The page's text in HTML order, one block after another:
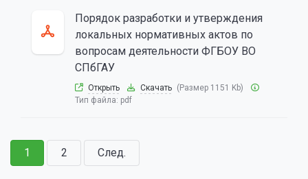
Порядок разработки и утверждения
локальных нормативных актов по
вопросам деятельности ФГБОУ ВО
СПбГАУ
Открыть Скачать (Размер 1151 Kb)
Тип файла: pdf
1 2 След.